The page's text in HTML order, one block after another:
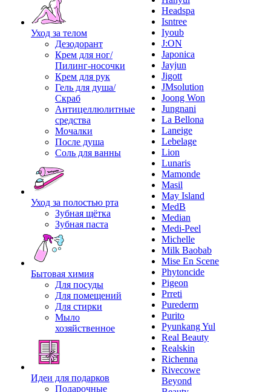
Уход за телом
Дезодорант
Крем для ног/
Пилинг-носочки
Крем для рук
Гель для душа/
Скраб
Антицеллюлитные
средства
Мочалки
После душа
Соль для ванны
Уход за полостью рта
Зубная щётка
Зубная паста
Бытовая химия
Для посуды
Для помещений
Для стирки
Мыло
хозяйственное
Идеи для подарков
Подарочные
Headspa
Isntree
Iyoub
J:ON
Japonica
Jayjun
Jigott
JMsolution
Joong Won
Jungnani
La Bellona
Laneige
Lebelage
Lion
Lunaris
Mamonde
Masil
May Island
MedB
Median
Medi-Peel
Michelle
Milk Baobab
Mise En Scene
Phytoncide
Pigeon
Prreti
Purederm
Purito
Pyunkang Yul
Real Beauty
Realskin
Richenna
Rivecowe
Beyond